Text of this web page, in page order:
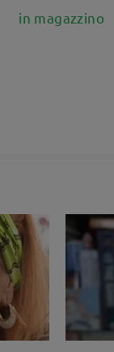
in magazzino